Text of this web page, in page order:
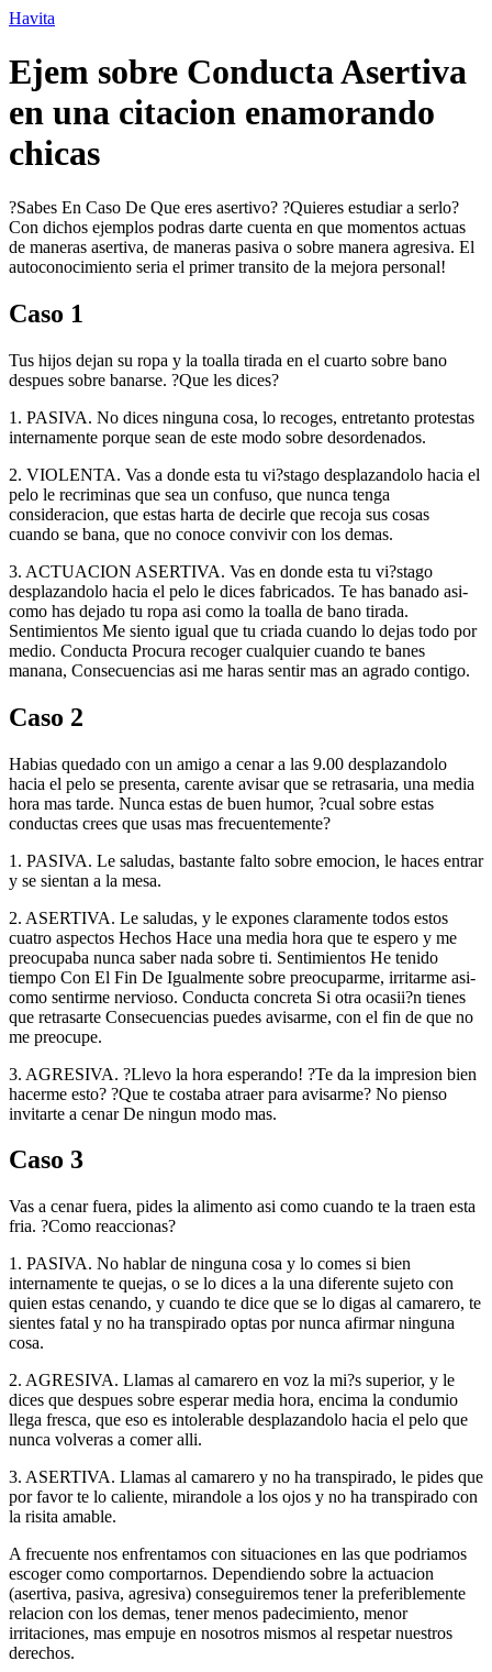
Ir
o
conteúdo
Havita
Ejem sobre Conducta Asertiva
en una citacion enamorando
chicas
?Sabes En Caso De Que eres asertivo? ?Quieres estudiar a serlo?
Con dichos ejemplos podras darte cuenta en que momentos actuas
de maneras asertiva, de maneras pasiva o sobre manera agresiva. El
autoconocimiento seri­a el primer transito de la mejora personal!
Caso 1
Tus hijos dejan su ropa y la toalla tirada en el cuarto sobre bano
despues sobre banarse. ?Que les dices?
1. PASIVA. No dices ninguna cosa, lo recoges, entretanto protestas
internamente porque sean de este modo sobre desordenados.
2. VIOLENTA. Vas a donde esta tu vi?stago desplazandolo hacia el
pelo le recriminas que sea un confuso, que nunca tenga
consideracion, que estas harta de decirle que recoja sus cosas
cuando se bana, que no conoce convivir con los demas.
3. ACTUACION ASERTIVA. Vas en donde esta tu vi?stago
desplazandolo hacia el pelo le dices fabricados. Te has banado asi­
como has dejado tu ropa asi­ como la toalla de bano tirada.
Sentimientos Me siento igual que tu criada cuando lo dejas todo por
medio. Conducta Procura recoger cualquier cuando te banes
manana, Consecuencias asi me haras sentir mas an agrado contigo.
Caso 2
Habias quedado con un amigo a cenar a las 9.00 desplazandolo
hacia el pelo se presenta, carente avisar que se retrasaria, una media
hora mas tarde. Nunca estas de buen humor, ?cual sobre estas
conductas crees que usas mas frecuentemente?
1. PASIVA. Le saludas, bastante falto sobre emocion, le haces entrar
y se sientan a la mesa.
2. ASERTIVA. Le saludas, y le expones claramente todos estos
cuatro aspectos Hechos Hace una media hora que te espero y me
preocupaba nunca saber nada sobre ti. Sentimientos He tenido
tiempo Con El Fin De Igualmente sobre preocuparme, irritarme asi­
como sentirme nervioso. Conducta concreta Si otra ocasii?n tienes
que retrasarte Consecuencias puedes avisarme, con el fin de que no
me preocupe.
3. AGRESIVA. ?Llevo la hora esperando! ?Te da la impresion bien
hacerme esto? ?Que te costaba atraer para avisarme? No pienso
invitarte a cenar De ningun modo mas.
Caso 3
Vas a cenar fuera, pides la alimento asi­ como cuando te la traen esta
fria. ?Como reaccionas?
1. PASIVA. No hablar de ninguna cosa y lo comes si bien
internamente te quejas, o se lo dices a la una diferente sujeto con
quien estas cenando, y cuando te dice que se lo digas al camarero, te
sientes fatal y no ha transpirado optas por nunca afirmar ninguna
cosa.
2. AGRESIVA. Llamas al camarero en voz la mi?s superior, y le
dices que despues sobre esperar media hora, encima la condumio
llega fresca, que eso es intolerable desplazandolo hacia el pelo que
nunca volveras a comer alli.
3. ASERTIVA. Llamas al camarero y no ha transpirado, le pides que
por favor te lo caliente, mirandole a los ojos y no ha transpirado con
la risita amable.
A frecuente nos enfrentamos con situaciones en las que podri­amos
escoger como comportarnos. Dependiendo sobre la actuacion
(asertiva, pasiva, agresiva) conseguiremos tener la preferiblemente
relacion con los demas, tener menos padecimiento, menor
irritaciones, mas empuje en nosotros mismos al respetar nuestros
derechos.